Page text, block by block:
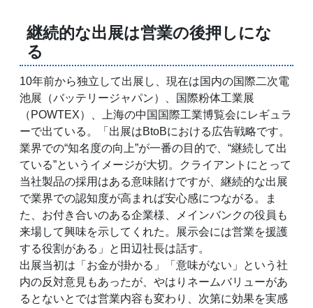
継続的な出展は営業の後押しにな
る
10年前から独立して出展し、現在は国内の国際二次電
池展（バッテリージャパン）、国際粉体工業展
（POWTEX）、上海の中国国際工業博覧会にレギュラ
ーで出ている。「出展はBtoBにおける広告戦略です。
業界での“知名度の向上”が一番の目的で、“継続して出
ている”というイメージが大切。クライアントにとって
当社製品の採用はある意味賭けですが、継続的な出展
で業界での認知度が高まれば安心感につながる。ま
た、お付き合いのある企業様、メインバンクの役員も
来場して興味を示してくれた。展示会には営業を援護
する役割がある」と田辺社長は話す。
出展当初は「お金が掛かる」「意味がない」という社
内の反対意見もあったが、やはりネームバリューがあ
るとないとでは営業内容も変わり、次第に効果を実感